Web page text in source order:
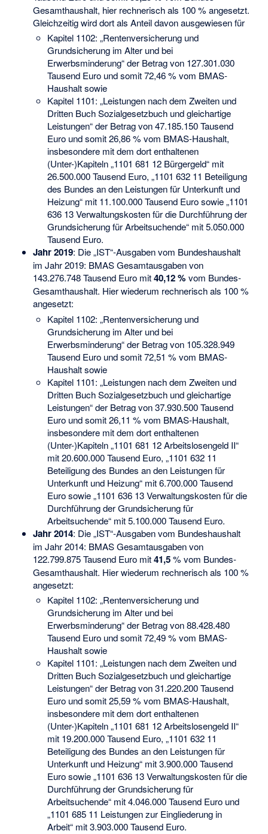
Gesamthaushalt, hier rechnerisch als 100 % angesetzt.
Gleichzeitig wird dort als Anteil davon ausgewiesen für
Kapitel 1102: „Rentenversicherung und
Grundsicherung im Alter und bei
Erwerbsminderung“ der Betrag von 127.301.030
Tausend Euro und somit 72,46 % vom BMAS-
Haushalt sowie
Kapitel 1101: „Leistungen nach dem Zweiten und
Dritten Buch Sozialgesetzbuch und gleichartige
Leistungen“ der Betrag von 47.185.150 Tausend
Euro und somit 26,86 % vom BMAS-Haushalt,
insbesondere mit dem dort enthaltenen
(Unter-)Kapiteln „1101 681 12 Bürgergeld“ mit
26.500.000 Tausend Euro, „1101 632 11 Beteiligung
des Bundes an den Leistungen für Unterkunft und
Heizung“ mit 11.100.000 Tausend Euro sowie „1101
636 13 Verwaltungskosten für die Durchführung der
Grundsicherung für Arbeitsuchende“ mit 5.050.000
Tausend Euro.
Jahr 2019: Die „IST“-Ausgaben vom Bundeshaushalt
im Jahr 2019: BMAS Gesamtausgaben von
143.276.748 Tausend Euro mit40,12 % vom Bundes-
Gesamthaushalt. Hier wiederum rechnerisch als 100 %
angesetzt:
Kapitel 1102: „Rentenversicherung und
Grundsicherung im Alter und bei
Erwerbsminderung“ der Betrag von 105.328.949
Tausend Euro und somit 72,51 % vom BMAS-
Haushalt sowie
Kapitel 1101: „Leistungen nach dem Zweiten und
Dritten Buch Sozialgesetzbuch und gleichartige
Leistungen“ der Betrag von 37.930.500 Tausend
Euro und somit 26,11 % vom BMAS-Haushalt,
insbesondere mit dem dort enthaltenen
(Unter-)Kapiteln „1101 681 12 Arbeitslosengeld II“
mit 20.600.000 Tausend Euro, „1101 632 11
Beteiligung des Bundes an den Leistungen für
Unterkunft und Heizung“ mit 6.700.000 Tausend
Euro sowie „1101 636 13 Verwaltungskosten für die
Durchführung der Grundsicherung für
Arbeitsuchende“ mit 5.100.000 Tausend Euro.
Jahr 2014: Die „IST“-Ausgaben vom Bundeshaushalt
im Jahr 2014: BMAS Gesamtausgaben von
122.799.875 Tausend Euro mit41,5% vom Bundes-
Gesamthaushalt. Hier wiederum rechnerisch als 100 %
angesetzt:
Kapitel 1102: „Rentenversicherung und
Grundsicherung im Alter und bei
Erwerbsminderung“ der Betrag von 88.428.480
Tausend Euro und somit 72,49 % vom BMAS-
Haushalt sowie
Kapitel 1101: „Leistungen nach dem Zweiten und
Dritten Buch Sozialgesetzbuch und gleichartige
Leistungen“ der Betrag von 31.220.200 Tausend
Euro und somit 25,59 % vom BMAS-Haushalt,
insbesondere mit dem dort enthaltenen
(Unter-)Kapiteln „1101 681 12 Arbeitslosengeld II“
mit 19.200.000 Tausend Euro, „1101 632 11
Beteiligung des Bundes an den Leistungen für
Unterkunft und Heizung“ mit 3.900.000 Tausend
Euro sowie „1101 636 13 Verwaltungskosten für die
Durchführung der Grundsicherung für
Arbeitsuchende“ mit 4.046.000 Tausend Euro und
„1101 685 11 Leistungen zur Eingliederung in
Arbeit“ mit 3.903.000 Tausend Euro.